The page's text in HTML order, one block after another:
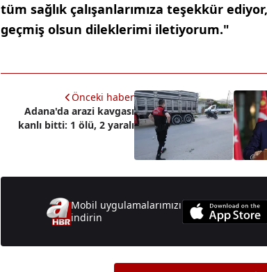
tüm sağlık çalışanlarımıza teşekkür
geçmiş olsun dileklerimi iletiyorum."
Önceki haber
Adana'da arazi kavgası
kanlı bitti: 1 ölü, 2 yaralı
Mobil uygulamalarımızı
indirin